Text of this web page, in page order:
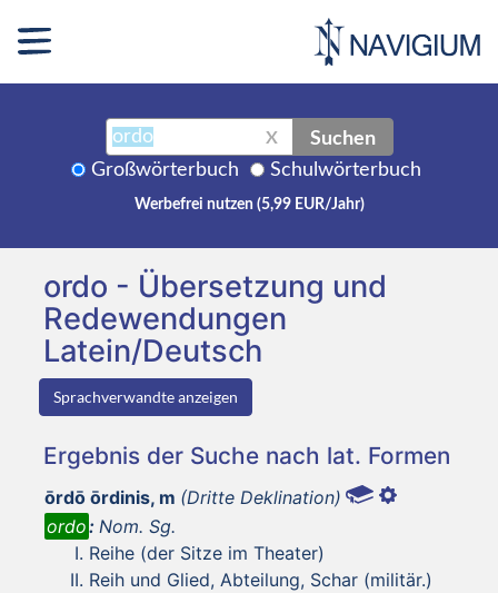
X Suchen
Großwörterbuch Schulwörterbuch
Werbefrei nutzen (5,99 EUR/Jahr)
ordo - Übersetzung und
Redewendungen
Latein/Deutsch
Sprachverwandte anzeigen
Ergebnis der Suche nach lat. Formen
ōrdō ōrdinis, m (Dritte Deklination)
ordo: Nom. Sg.
Reihe (der Sitze im Theater)
Reih und Glied, Abteilung, Schar (militär.)